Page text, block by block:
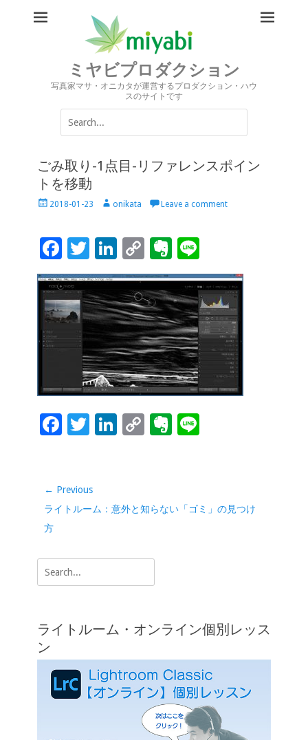
ミヤビプロダクション
写真家マサ・オニカタが運営するプロダクション・ハウ
スのサイトです
Search
for:
ごみ取り-1点目-リファレンスポイン
トを移動
Posted2018-01-23 Authoronikata Leave a comment
F
ac
e
b
o
T
wi
tt
er
Li
n
k
e
dI
n
C
o
p
y
Li
n
k
Ev
er
n
ot
e
n
e
F
b
o
k
T
er
Li
dI
C
Li
k
Ev
e
投
稿
ナ
ゲ
ー
ン
← Previous
Previous
post:
ライトルーム：意外と知らない「ゴミ」の見つけ
方
Search
for:
ライトルーム・オンライン個別レッス
ン